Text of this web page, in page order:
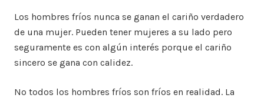
Los hombres fríos nunca se ganan el cariño verdadero
de una mujer. Pueden tener mujeres a su lado pero
seguramente es con algún interés porque el cariño
sincero se gana con calidez.
No todos los hombres fríos son fríos en realidad. La